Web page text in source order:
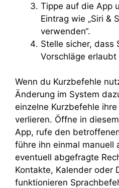
Tippe auf die App
Eintrag wie „Siri &
verwenden“.
Stelle sicher, dass
Vorschläge erlaubt
Wenn du Kurzbefehle
Änderung im System
einzelne Kurzbefehle
verlieren. Öffne in
App, rufe den
führe ihn einmal manuell
eventuell abgefragte
Kontakte, Kalender oder
funktionieren